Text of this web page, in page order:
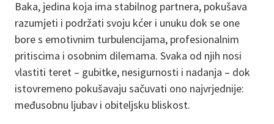
Baka, jedina koja ima stabilnog partnera, pokušava
razumjeti i podržati svoju kćer i unuku dok se one
bore s emotivnim turbulencijama, profesionalnim
pritiscima i osobnim dilemama. Svaka od njih nosi
vlastiti teret – gubitke, nesigurnosti i nadanja – dok
istovremeno pokušavaju sačuvati ono najvrjednije:
međusobnu ljubav i obiteljsku bliskost.